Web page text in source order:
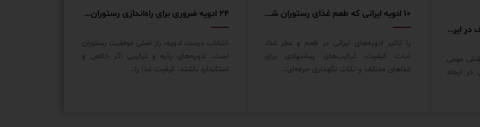
انواع ادویه های محبوب و پرمصرف در ایران
نقش مهمی
در ایجاد
۱۰ ادویه ایرانی که طعم غذای رستوران شما را خاص می‌کنند!
با تاثیر ادویه‌های ایرانی در طعم و عطر غذا،
ثبات کیفیت، ترکیب‌های پیشنهادی برای
غذاهای مختلف و نکات نگهداری حرفه‌ای…
۲۴ ادویه ضروری برای راه‌اندازی رستوران یا فست‌فود حرفه‌ای
انتخاب درست ادویه، راز اصلی موفقیت رستوران
است. ادویه‌های پایه و ترکیبی اگر خالص و
استاندارد باشند، کیفیت غذا را…